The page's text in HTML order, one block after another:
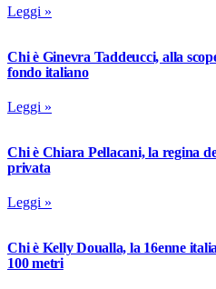
Leggi »
Chi è Ginevra Taddeucci, alla
fondo italiano
Leggi »
Chi è Chiara Pellacani, la regina
privata
Leggi »
Chi è Kelly Doualla, la 16enne
100 metri